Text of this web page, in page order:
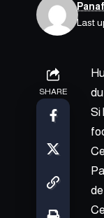
Last
SHARE
Si